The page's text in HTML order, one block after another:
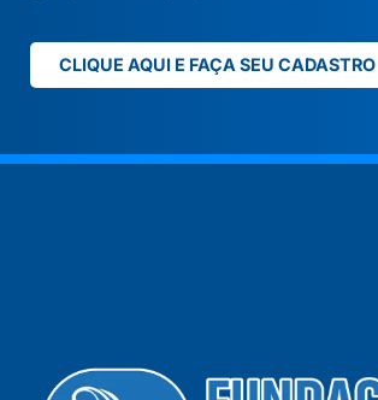
CLIQUE AQUI E FAÇA SEU CADASTRO